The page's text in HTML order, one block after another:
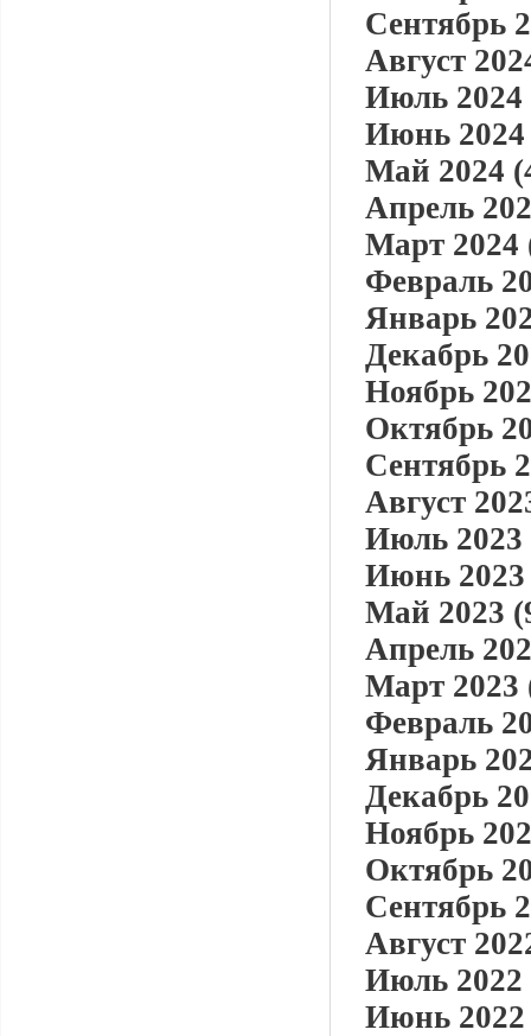
Сентябрь
Август
Июль 2024
Июнь 2024
Май 2024
Апрель
Март 2024
Февраль
Январь
Декабрь
Ноябрь
Октябрь
Сентябрь
Август
Июль 2023
Июнь 2023
Май 2023
Апрель
Март 2023
Февраль
Январь
Декабрь
Ноябрь
Октябрь
Сентябрь
Август
Июль 2022
Июнь 2022